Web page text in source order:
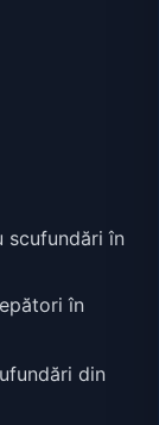
scufundări în
în
din